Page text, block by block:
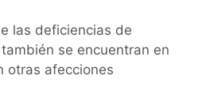
las deficiencias de
se encuentran en
otras afecciones